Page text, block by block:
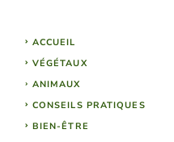
ACCUEIL
VÉGÉTAUX
ANIMAUX
CONSEILS PRATIQUES
BIEN-ÊTRE